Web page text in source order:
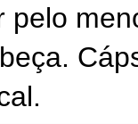
pelo